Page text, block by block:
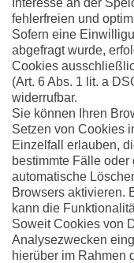
Interesse an der
fehlerfreien und
Sofern eine
abgefragt wurde,
Cookies
(Art. 6 Abs. 1 lit. a
widerrufbar.
Sie können Ihren
Setzen von Cookies
Einzelfall erlauben,
bestimmte Fälle
automatische
Browsers aktivieren.
kann die
Soweit Cookies von
Analysezwecken
hierüber im Rahmen